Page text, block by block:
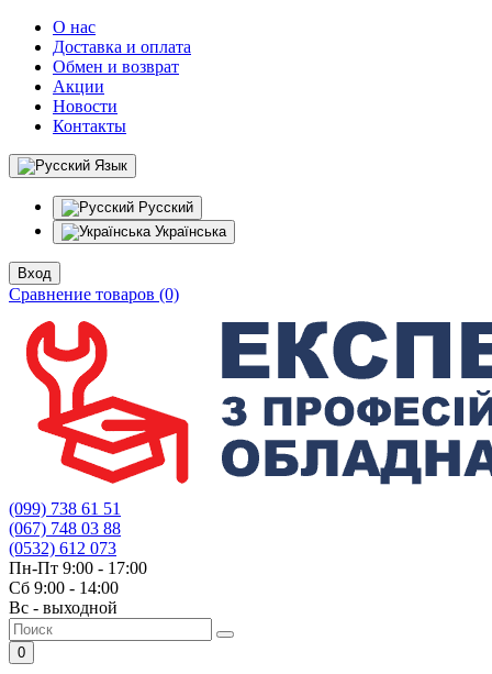
О нас
Доставка и оплата
Обмен и возврат
Акции
Новости
Контакты
Язык
Русский
Українська
Вход
Сравнение товаров (0)
(099) 738 61 51
(067) 748 03 88
(0532) 612 073
Пн-Пт 9:00 - 17:00
Сб 9:00 - 14:00
Вс - выходной
0